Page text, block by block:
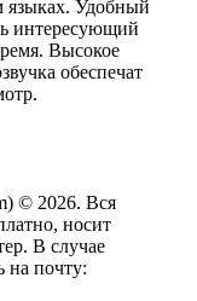
языках. Удобный
интересующий
Высокое
обеспечат
© 2026. Вся
носит
В случае
на почту: